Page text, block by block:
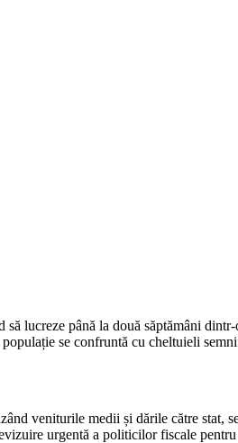
lucreze până la două săptămâni
se confruntă cu cheltuieli
veniturile medii și dările către stat,
urgentă a politicilor fiscale pentru